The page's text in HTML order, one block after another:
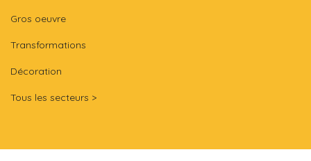
Gros oeuvre
Transformations
Décoration
Tous les secteurs >